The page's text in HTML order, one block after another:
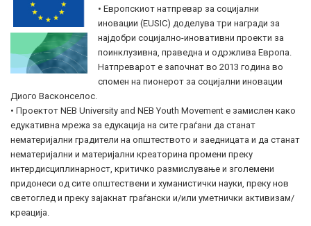
• Европскиот натпревар за социјални
иновации (EUSIC) доделува три награди за
најдобри социјално-иновативни проекти за
поинклузивна, праведна и одржлива Европа.
Натпреварот е започнат во 2013 година во
спомен на пионерот за социјални иновации
Диого Васконселос.
• Проектот NEB University and NEB Youth Movement е замислен како
едукативна мрежа за едукација на сите граѓани да станат
нематеријални градители на општеството и заедницата и да станат
нематеријални и материјални креаторина промени преку
интердисциплинарност, критичко размислување и зголемени
придонеси од сите општествени и хуманистички науки, преку нов
светоглед и преку зајакнат граѓански и/или уметнички активизам/
креација.